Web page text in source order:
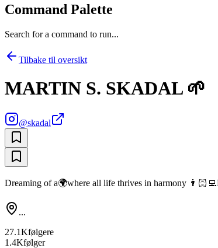
Command Palette
Search for a command to run...
Tilbake til oversikt
MARTIN S. SKADAL 🌱
@skadal
Dreaming of a🌍where all life thrives in harmony
...
27.1Kfølgere
1.4Kfølger